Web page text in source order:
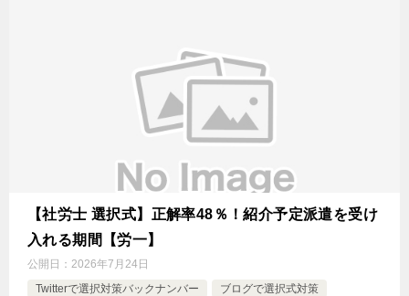
【社労士 選択式】正解率48％！紹介予定派遣を受け
入れる期間【労一】
公開日： 2026年7月24日
Twitterで選択対策バックナンバー
ブログで選択式対策